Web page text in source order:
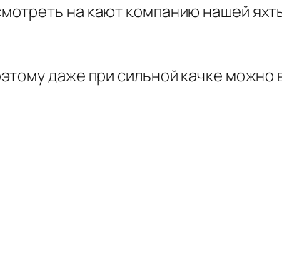
на кают компанию нашей
даже при сильной качке можно